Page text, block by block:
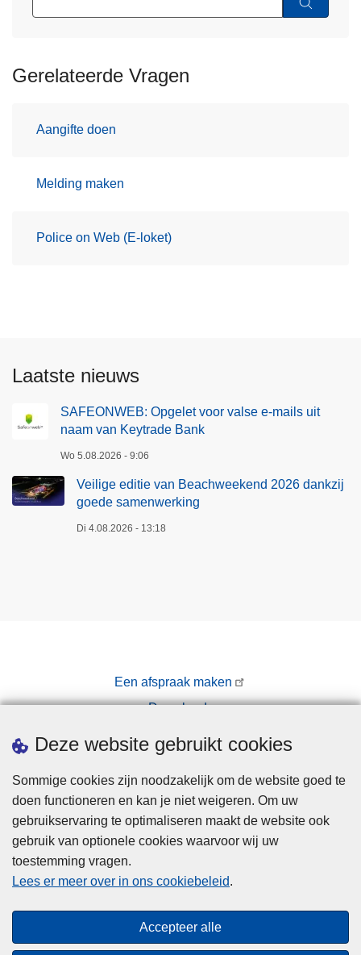
Deze website gebruikt cookies
Sommige cookies zijn noodzakelijk om de website goed te
doen functioneren en kan je niet weigeren. Om uw
gebruikservaring te optimaliseren maakt de website ook
gebruik van optionele cookies waarvoor wij uw
toestemming vragen.
Lees er meer over in ons cookiebeleid.
Accepteer alle
Gerelateerde Vragen
Aangifte doen
Melding maken
Police on Web (E-loket)
Laatste nieuws
SAFEONWEB: Opgelet voor valse e-mails uit
naam van Keytrade Bank
Wo 5.08.2026 - 9:06
Veilige editie van Beachweekend 2026 dankzij
goede samenwerking
Di 4.08.2026 - 13:18
Een afspraak maken
Downloads
Privacy
Cookies
Toegankelijkheid